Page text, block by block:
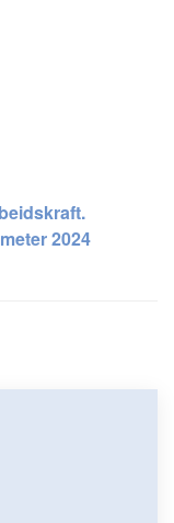
2024